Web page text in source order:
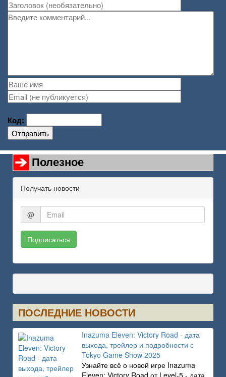
Код:
Отправить
Полезное
Получать новости
@
Подписаться
ПОСЛЕДНИЕ НОВОСТИ
Inazuma Eleven: Victory Road - дата
выхода, трейлер и подробности с
Tokyo Game Show 2025
Узнайте всё о новой игре Inazuma